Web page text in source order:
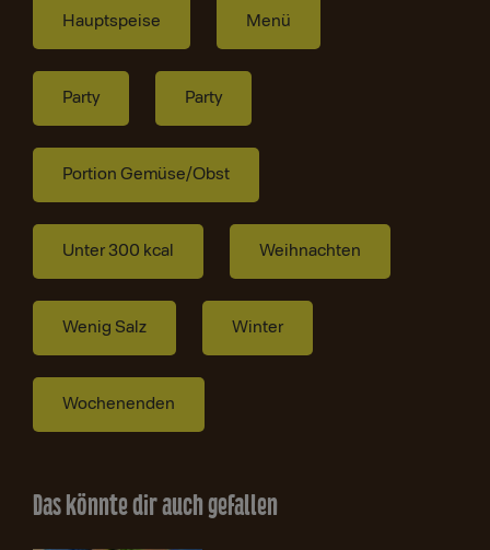
Hauptspeise Menü
Party Party
Portion Gemüse/Obst
Unter 300 kcal Weihnachten
Wenig Salz Winter
Wochenenden
Das könnte dir auch gefallen